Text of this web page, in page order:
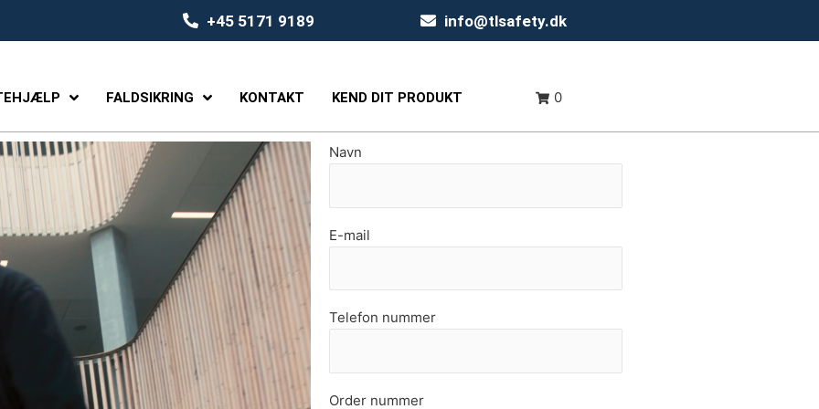
+45 5171 9189 info@tlsafety.dk
FALDSIKRING KONTAKT KEND DIT PRODUKT 0
Navn
E-mail
Telefon nummer
Order nummer